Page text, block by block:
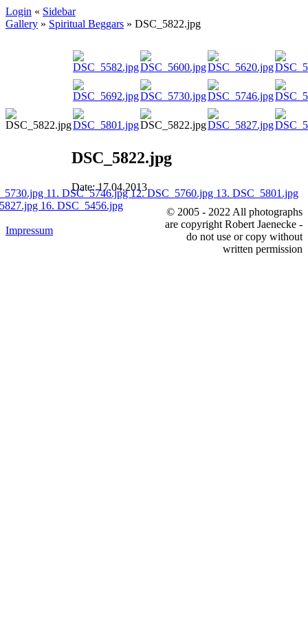
Login « Sidebar
Gallery » Spiritual Beggars » DSC_5822.jpg
DSC_5822.jpg
Date: 17.04.2013
11. DSC_5746.jpg12. DSC_5760.jpg 13. DSC_5801.jpg
16. DSC_5456.jpg
Impressum
© 2005 - 2022 All photographs
are copyright Robert Jaenecke -
do not use or copy without
written permission